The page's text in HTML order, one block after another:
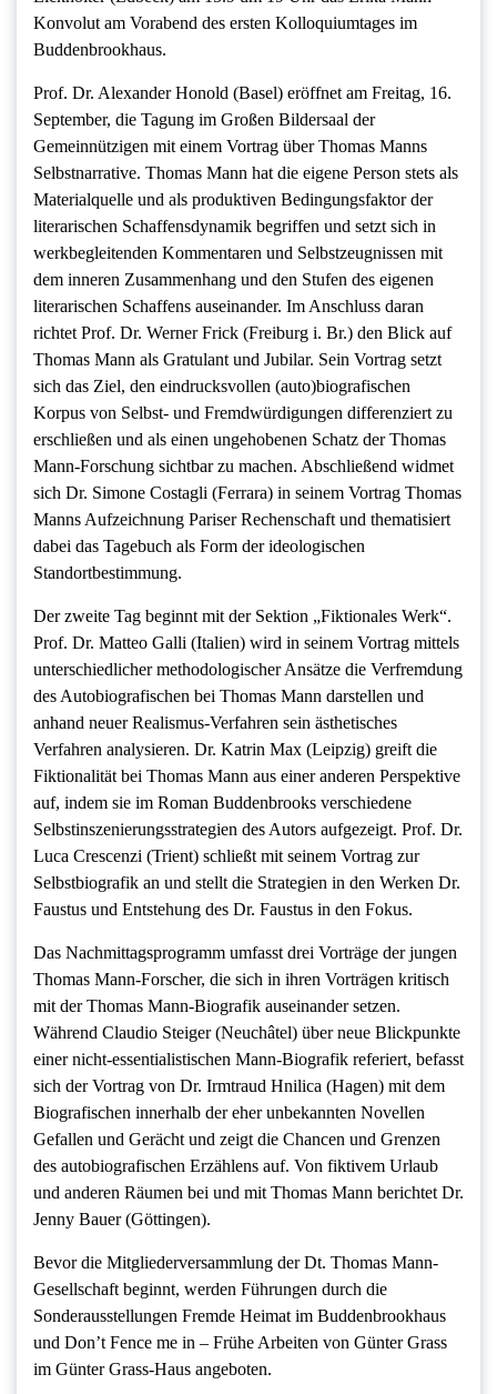
Konvolut am Vorabend des ersten Kolloquiumtages im
Buddenbrookhaus.
Prof. Dr. Alexander Honold (Basel) eröffnet am Freitag, 16.
September, die Tagung im Großen Bildersaal der
Gemeinnützigen mit einem Vortrag über Thomas Manns
Selbstnarrative. Thomas Mann hat die eigene Person stets als
Materialquelle und als produktiven Bedingungsfaktor der
literarischen Schaffensdynamik begriffen und setzt sich in
werkbegleitenden Kommentaren und Selbstzeugnissen mit
dem inneren Zusammenhang und den Stufen des eigenen
literarischen Schaffens auseinander. Im Anschluss daran
richtet Prof. Dr. Werner Frick (Freiburg i. Br.) den Blick auf
Thomas Mann als Gratulant und Jubilar. Sein Vortrag setzt
sich das Ziel, den eindrucksvollen (auto)biografischen
Korpus von Selbst- und Fremdwürdigungen differenziert zu
erschließen und als einen ungehobenen Schatz der Thomas
Mann-Forschung sichtbar zu machen. Abschließend widmet
sich Dr. Simone Costagli (Ferrara) in seinem Vortrag Thomas
Manns Aufzeichnung Pariser Rechenschaft und thematisiert
dabei das Tagebuch als Form der ideologischen
Standortbestimmung.
Der zweite Tag beginnt mit der Sektion „Fiktionales Werk“.
Prof. Dr. Matteo Galli (Italien) wird in seinem Vortrag mittels
unterschiedlicher methodologischer Ansätze die Verfremdung
des Autobiografischen bei Thomas Mann darstellen und
anhand neuer Realismus-Verfahren sein ästhetisches
Verfahren analysieren. Dr. Katrin Max (Leipzig) greift die
Fiktionalität bei Thomas Mann aus einer anderen Perspektive
auf, indem sie im Roman Buddenbrooks verschiedene
Selbstinszenierungsstrategien des Autors aufgezeigt. Prof. Dr.
Luca Crescenzi (Trient) schließt mit seinem Vortrag zur
Selbstbiografik an und stellt die Strategien in den Werken Dr.
Faustus und Entstehung des Dr. Faustus in den Fokus.
Das Nachmittagsprogramm umfasst drei Vorträge der jungen
Thomas Mann-Forscher, die sich in ihren Vorträgen kritisch
mit der Thomas Mann-Biografik auseinander setzen.
Während Claudio Steiger (Neuchâtel) über neue Blickpunkte
einer nicht-essentialistischen Mann-Biografik referiert, befasst
sich der Vortrag von Dr. Irmtraud Hnilica (Hagen) mit dem
Biografischen innerhalb der eher unbekannten Novellen
Gefallen und Gerächt und zeigt die Chancen und Grenzen
des autobiografischen Erzählens auf. Von fiktivem Urlaub
und anderen Räumen bei und mit Thomas Mann berichtet Dr.
Jenny Bauer (Göttingen).
Bevor die Mitgliederversammlung der Dt. Thomas Mann-
Gesellschaft beginnt, werden Führungen durch die
Sonderausstellungen Fremde Heimat im Buddenbrookhaus
und Don’t Fence me in – Frühe Arbeiten von Günter Grass
im Günter Grass-Haus angeboten.